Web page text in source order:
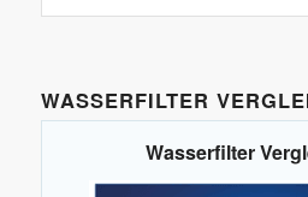
WASSERFILTER
Wasserfilter